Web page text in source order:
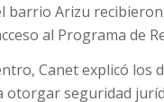
barrio Arizu
al Programa de
Canet explicó los
otorgar seguridad